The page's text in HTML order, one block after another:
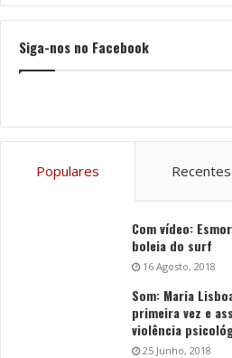
Siga-nos no Facebook
Populares Recentes
Com vídeo:
boleia do surf
16 Agosto, 2018
Som: Maria
primeira vez e
violência
25 Junho, 2018